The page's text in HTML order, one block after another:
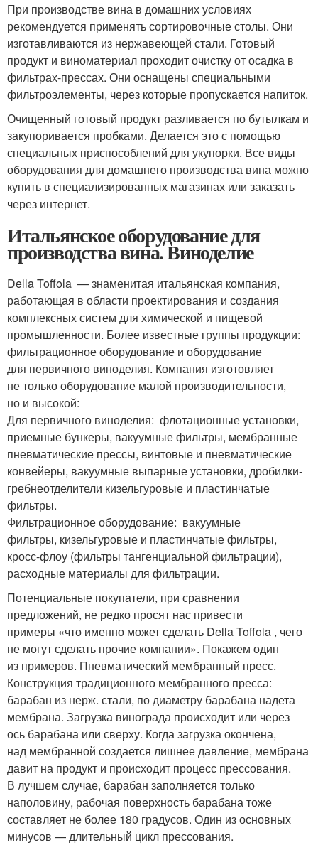
При производстве вина в домашних условиях
рекомендуется применять сортировочные столы. Они
изготавливаются из нержавеющей стали. Готовый
продукт и виноматериал проходит очистку от осадка в
фильтрах-прессах. Они оснащены специальными
фильтроэлементы, через которые пропускается напиток.
Очищенный готовый продукт разливается по бутылкам и
закупоривается пробками. Делается это с помощью
специальных приспособлений для укупорки. Все виды
оборудования для домашнего производства вина можно
купить в специализированных магазинах или заказать
через интернет.
Итальянское оборудование для
производства вина. Виноделие
Della Toffola — знаменитая итальянская компания,
работающая в области проектирования и создания
комплексных систем для химической и пищевой
промышленности. Более известные группы продукции:
фильтрационное оборудование и оборудование
для первичного виноделия. Компания изготовляет
не только оборудование малой производительности,
но и высокой:
Для первичного виноделия: флотационные установки,
приемные бункеры, вакуумные фильтры, мембранные
пневматические прессы, винтовые и пневматические
конвейеры, вакуумные выпарные установки, дробилки-
гребнеотделители кизельгуровые и пластинчатые
фильтры.
Фильтрационное оборудование: вакуумные
фильтры, кизельгуровые и пластинчатые фильтры,
кросс-флоу (фильтры тангенциальной фильтрации),
расходные материалы для фильтрации.
Потенциальные покупатели, при сравнении
предложений, не редко просят нас привести
примеры «что именно может сделать Della Toffola , чего
не могут сделать прочие компании». Покажем один
из примеров. Пневматический мембранный пресс.
Конструкция традиционного мембранного пресса:
барабан из нерж. стали, по диаметру барабана надета
мембрана. Загрузка винограда происходит или через
ось барабана или сверху. Когда загрузка окончена,
над мембранной создается лишнее давление, мембрана
давит на продукт и происходит процесс прессования.
В лучшем случае, барабан заполняется только
наполовину, рабочая поверхность барабана тоже
составляет не более 180 градусов. Один из основных
минусов — длительный цикл прессования.